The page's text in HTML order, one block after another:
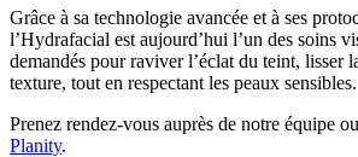
Grâce à sa technologie avancée et à ses
l’Hydrafacial est aujourd’hui l’un des soins
demandés pour raviver l’éclat du teint, lisser
texture, tout en respectant les peaux sensibles.
Prenez rendez-vous auprès de notre équipe
Planity.